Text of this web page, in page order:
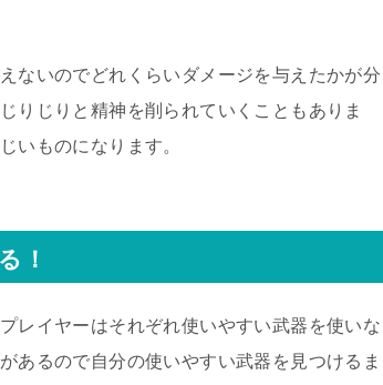
ないのでどれくらいダメージを与えたかが分
りじりと精神を削られていくこともありま
いものになります。
！
レイヤーはそれぞれ使いやすい武器を使いな
あるので自分の使いやすい武器を見つけるま